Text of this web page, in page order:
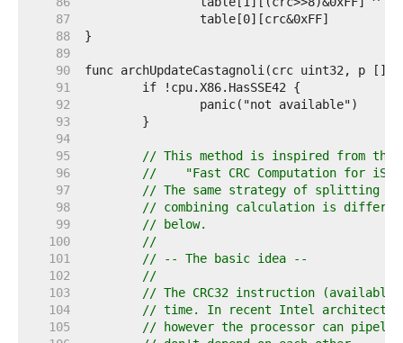
    87
    88
    89
    90
    91
    92
    93
    94
    95
// This method is inspired from
    96
//    "Fast CRC Computation for
    97
// The same strategy of splitting
    98
// combining calculation is
    99
// below.
   100
//
   101
// -- The basic idea --
   102
//
   103
// The CRC32 instruction (available
   104
// time. In recent Intel
   105
// however the processor can